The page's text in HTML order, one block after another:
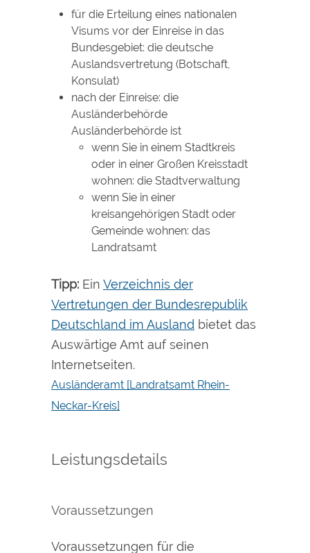
für die Erteilung eines nationalen
Visums vor der Einreise in das
Bundesgebiet: die deutsche
Auslandsvertretung (Botschaft,
Konsulat)
nach der Einreise: die
Ausländerbehörde
Ausländerbehörde ist
wenn Sie in einem Stadtkreis
oder in einer Großen Kreisstadt
wohnen: die Stadtverwaltung
wenn Sie in einer
kreisangehörigen Stadt oder
Gemeinde wohnen: das
Landratsamt
Tipp: Ein Verzeichnis der
Vertretungen der Bundesrepublik
Deutschland im Ausland bietet das
Auswärtige Amt auf seinen
Internetseiten.
Ausländeramt [Landratsamt Rhein-
Neckar-Kreis]
Leistungsdetails
Voraussetzungen
Voraussetzungen für die